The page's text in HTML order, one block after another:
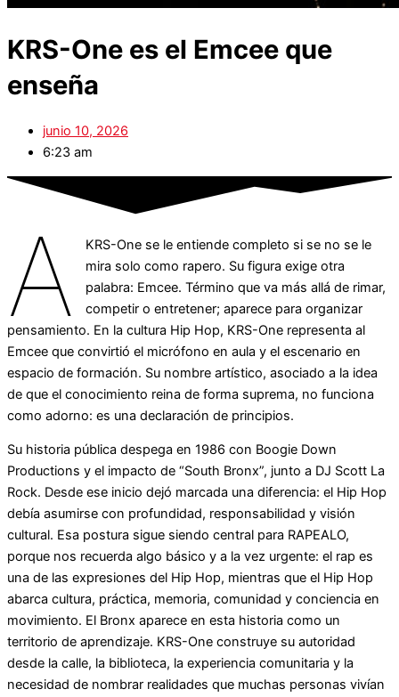
KRS-One es el Emcee que
enseña
junio 10, 2026
6:23 am
A
KRS-One se le entiende completo si se no se le
mira solo como rapero. Su figura exige otra
palabra: Emcee. Término que va más allá de rimar,
competir o entretener; aparece para organizar
pensamiento. En la cultura Hip Hop, KRS-One representa al
Emcee que convirtió el micrófono en aula y el escenario en
espacio de formación. Su nombre artístico, asociado a la idea
de que el conocimiento reina de forma suprema, no funciona
como adorno: es una declaración de principios.
Su historia pública despega en 1986 con Boogie Down
Productions y el impacto de “South Bronx”, junto a DJ Scott La
Rock. Desde ese inicio dejó marcada una diferencia: el Hip Hop
debía asumirse con profundidad, responsabilidad y visión
cultural. Esa postura sigue siendo central para RAPEALO,
porque nos recuerda algo básico y a la vez urgente: el rap es
una de las expresiones del Hip Hop, mientras que el Hip Hop
abarca cultura, práctica, memoria, comunidad y conciencia en
movimiento. El Bronx aparece en esta historia como un
territorio de aprendizaje. KRS-One construye su autoridad
desde la calle, la biblioteca, la experiencia comunitaria y la
necesidad de nombrar realidades que muchas personas vivían